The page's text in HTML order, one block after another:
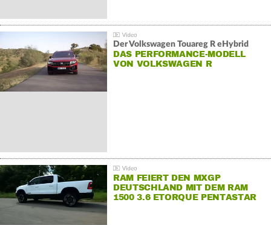
Der Volkswagen Touareg R eHybrid
DAS PERFORMANCE-MODELL
VON VOLKSWAGEN R
RAM FEIERT DEN MXGP
DEUTSCHLAND MIT DEM RAM
1500 3.6 ETORQUE PENTASTAR